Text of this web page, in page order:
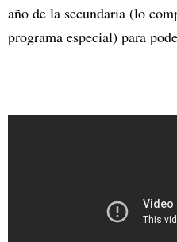
año de la secundaria (lo
programa especial) para